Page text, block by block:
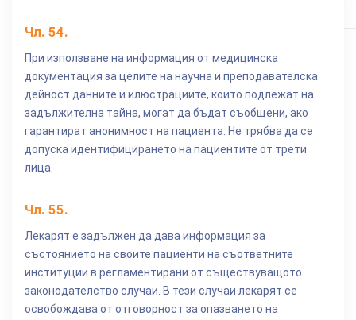
Чл. 54.
При използване на информация от медицинска
документация за целите на научна и преподавателска
дейност данните и илюстрациите, които подлежат на
задължителна тайна, могат да бъдат съобщени, ако
гарантират анонимност на пациента. Не трябва да се
допуска идентифицирането на пациентите от трети
лица.
Чл. 55.
Лекарят е задължен да дава информация за
състоянието на своите пациенти на съответните
институции в регламентирани от съществуващото
законодателство случаи. В тези случаи лекарят се
освобождава от отговорност за опазването на